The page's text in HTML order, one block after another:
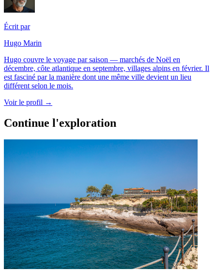
Écrit par
Hugo Marin
Hugo couvre le voyage par saison — marchés de Noël en
décembre, côte atlantique en septembre, villages alpins en février. Il
est fasciné par la manière dont une même ville devient un lieu
différent selon le mois.
Voir le profil →
Continue l'exploration